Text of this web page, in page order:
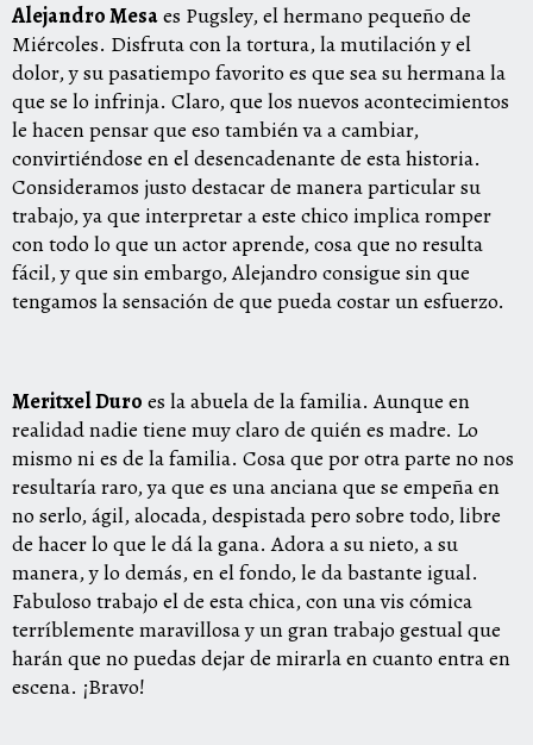
Alejandro Mesaes Pugsley, el hermano pequeño de
Miércoles. Disfruta con la tortura, la mutilación y el
dolor, y su pasatiempo favorito es que sea su hermana la
que se lo infrinja. Claro, que los nuevos acontecimientos
le hacen pensar que eso también va a cambiar,
convirtiéndose en el desencadenante de esta historia.
Consideramos justo destacar de manera particular su
trabajo, ya que interpretar a este chico implica romper
con todo lo que un actor aprende, cosa que no resulta
fácil, y que sin embargo, Alejandro consigue sin que
tengamos la sensación de que pueda costar un esfuerzo.
Meritxel Duro es la abuela de la familia. Aunque en
realidad nadie tiene muy claro de quién es madre. Lo
mismo ni es de la familia. Cosa que por otra parte no nos
resultaría raro, ya que es una anciana que se empeña en
no serlo, ágil, alocada, despistada pero sobre todo, libre
de hacer lo que le dá la gana. Adora a su nieto, a su
manera, y lo demás, en el fondo, le da bastante igual.
Fabuloso trabajo el de esta chica, con una vis cómica
terríblemente maravillosa y un gran trabajo gestual que
harán que no puedas dejar de mirarla en cuanto entra en
escena. ¡Bravo!